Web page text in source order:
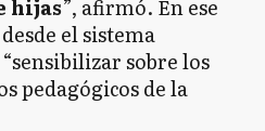
hijas”, afirmó. En ese
el sistema
sobre los
pedagógicos de la